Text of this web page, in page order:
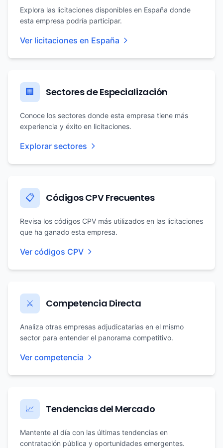
Explora las licitaciones disponibles en España donde
esta empresa podría participar.
Ver licitaciones en España
🏢 Sectores de Especialización
Conoce los sectores donde esta empresa tiene más
experiencia y éxito en licitaciones.
Explorar sectores
📋 Códigos CPV Frecuentes
Revisa los códigos CPV más utilizados en las licitaciones
que ha ganado esta empresa.
Ver códigos CPV
⚔️ Competencia Directa
Analiza otras empresas adjudicatarias en el mismo
sector para entender el panorama competitivo.
Ver competencia
📈 Tendencias del Mercado
Mantente al día con las últimas tendencias en
contratación pública y oportunidades emergentes.